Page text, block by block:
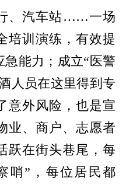
、汽车站……一场
培训演练，有效提
能力；成立“医警
人员在这里得到专
意外风险，也是宣
业、商户、志愿者
跃在街头巷尾，每
哨”，每位居民都